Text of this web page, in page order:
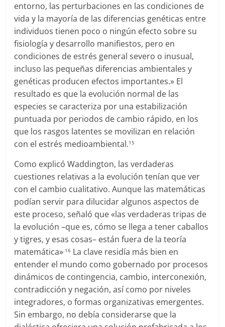
entorno, las perturbaciones en las condiciones de
vida y la mayoría de las diferencias genéticas entre
individuos tienen poco o ningún efecto sobre su
fisiología y desarrollo manifiestos, pero en
condiciones de estrés general severo o inusual,
incluso las pequeñas diferencias ambientales y
genéticas producen efectos importantes.» El
resultado es que la evolución normal de las
especies se caracteriza por una estabilización
puntuada por periodos de cambio rápido, en los
que los rasgos latentes se movilizan en relación
con el estrés medioambiental.15
Como explicó Waddington, las verdaderas
cuestiones relativas a la evolución tenían que ver
con el cambio cualitativo. Aunque las matemáticas
podían servir para dilucidar algunos aspectos de
este proceso, señaló que «las verdaderas tripas de
la evolución –que es, cómo se llega a tener caballos
y tigres, y esas cosas– están fuera de la teoría
matemática».16 La clave residía más bien en
entender el mundo como gobernado por procesos
dinámicos de contingencia, cambio, interconexión,
contradicción y negación, así como por niveles
integradores, o formas organizativas emergentes.
Sin embargo, no debía considerarse que la